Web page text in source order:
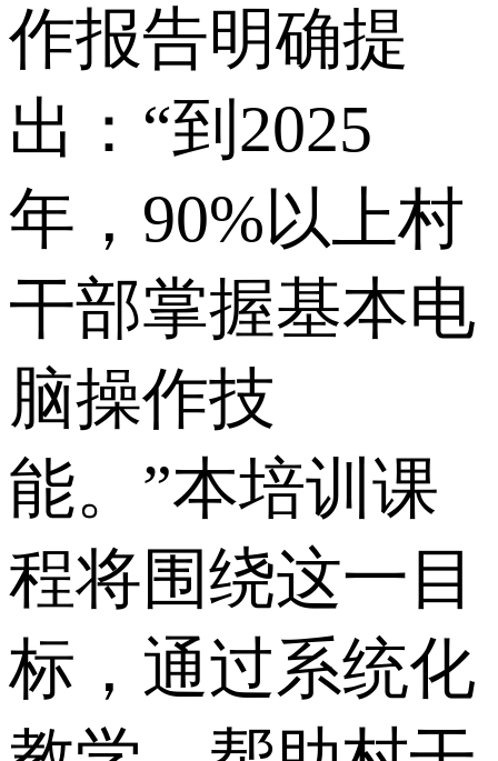
作报告明确提
出：“到2025
年，90%以上村
干部掌握基本电
脑操作技
能。”本培训课
程将围绕这一目
标，通过系统化